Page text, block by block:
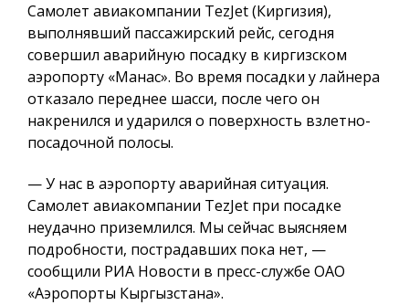
Самолет авиакомпании TezJet (Киргизия),
выполнявший пассажирский рейс, сегодня
совершил аварийную посадку в киргизском
аэропорту «Манас». Во время посадки у лайнера
отказало переднее шасси, после чего он
накренился и ударился о поверхность взлетно-
посадочной полосы.
— У нас в аэропорту аварийная ситуация.
Самолет авиакомпании TezJet при посадке
неудачно приземлился. Мы сейчас выясняем
подробности, пострадавших пока нет, —
сообщили РИА Новости в пресс-службе ОАО
«Аэропорты Кыргызстана».